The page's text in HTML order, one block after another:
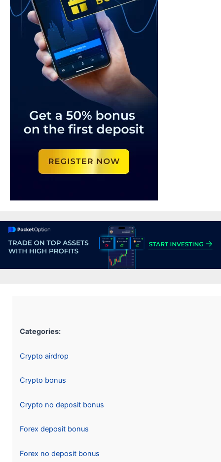
Categories:
Crypto airdrop
Crypto bonus
Crypto no deposit bonus
Forex deposit bonus
Forex no deposit bonus